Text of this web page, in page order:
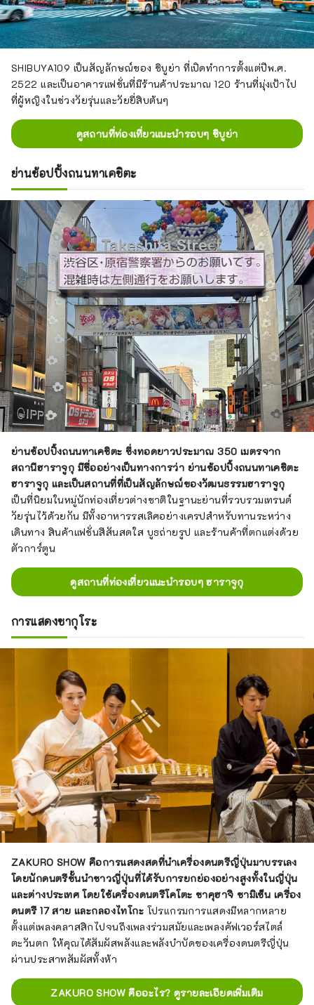
SHIBUYA109 เป็นสัญลักษณ์ของ ชิบูย่า ที่เปิดทำการตั้งแต่ปีพ.ศ.
2522 และเป็นอาคารแฟชั่นที่มีร้านค้าประมาณ 120 ร้านที่มุ่งเป้าไป
ที่ผู้หญิงในช่วงวัยรุ่นและวัยยี่สิบต้นๆ
ดูสถานที่ท่องเที่ยวแนะนำรอบๆ ชิบูย่า
ย่านช้อปปิ้งถนนทาเคชิตะ
ย่านช้อปปิ้งถนนทาเคชิตะ ซึ่งทอดยาวประมาณ 350 เมตรจาก
สถานีฮาราจูกุ มีชื่ออย่างเป็นทางการว่า ย่านช้อปปิ้งถนนทาเคชิตะ
ฮาราจูกุ และเป็นสถานที่ที่เป็นสัญลักษณ์ของวัฒนธรรมฮาราจูกุ
เป็นที่นิยมในหมู่นักท่องเที่ยวต่างชาติในฐานะย่านที่รวบรวมเทรนด์
วัยรุ่นไว้ด้วยกัน มีทั้งอาหารรสเลิศอย่างเครปสำหรับทานระหว่าง
เดินทาง สินค้าแฟชั่นสีสันสดใส บูธถ่ายรูป และร้านค้าที่ตกแต่งด้วย
ตัวการ์ตูน
ดูสถานที่ท่องเที่ยวแนะนำรอบๆ ฮาราจูกุ
การแสดงซากุโระ
ZAKURO SHOW คือการแสดงสดที่นำเครื่องดนตรีญี่ปุ่นมาบรรเลง
โดยนักดนตรีชั้นนำชาวญี่ปุ่นที่ได้รับการยกย่องอย่างสูงทั้งในญี่ปุ่น
และต่างประเทศ โดยใช้เครื่องดนตรีโคโตะ ชาคุฮาจิ ชามิเซ็น เครื่อง
ดนตรี 17 สาย และกลองไทโกะ โปรแกรมการแสดงมีหลากหลาย
ตั้งแต่เพลงคลาสสิกไปจนถึงเพลงร่วมสมัยและเพลงคัฟเวอร์สไตล์
ตะวันตก ให้คุณได้สัมผัสพลังและพลังบำบัดของเครื่องดนตรีญี่ปุ่น
ผ่านประสาทสัมผัสทั้งห้า
ZAKURO SHOW คืออะไร? ดูรายละเอียดเพิ่มเติม